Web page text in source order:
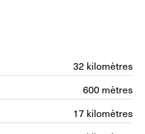
32 kilomètres
600 mètres
17 kilomètres